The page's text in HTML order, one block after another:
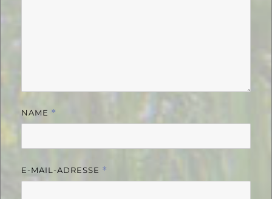
NAME *
E-MAIL-ADRESSE *